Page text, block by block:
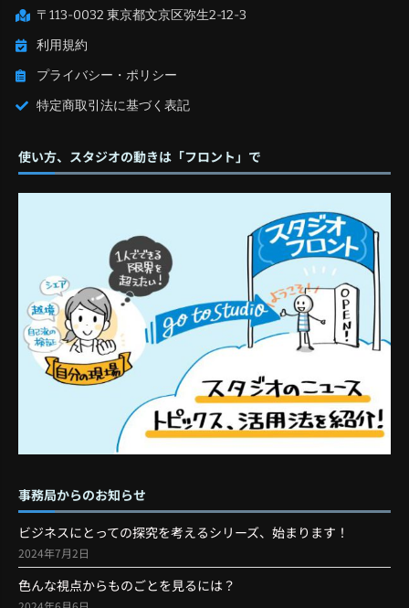
〒113-0032 東京都文京区弥生2-12-3
利用規約
プライバシー・ポリシー
特定商取引法に基づく表記
使い方、スタジオの動きは「フロント」で
事務局からのお知らせ
ビジネスにとっての探究を考えるシリーズ、始まります！
2024年7月2日
色んな視点からものごとを見るには？